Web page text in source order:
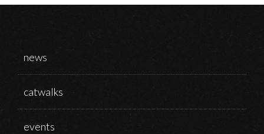
news
catwalks
events